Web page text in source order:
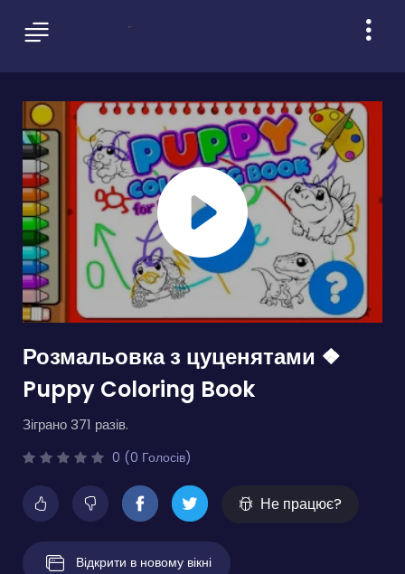
Розмальовка з цуценятами ❖
Puppy Coloring Book
Зіграно 371 разів.
0 (0 Голосів)
Не працює?
Відкрити в новому вікні